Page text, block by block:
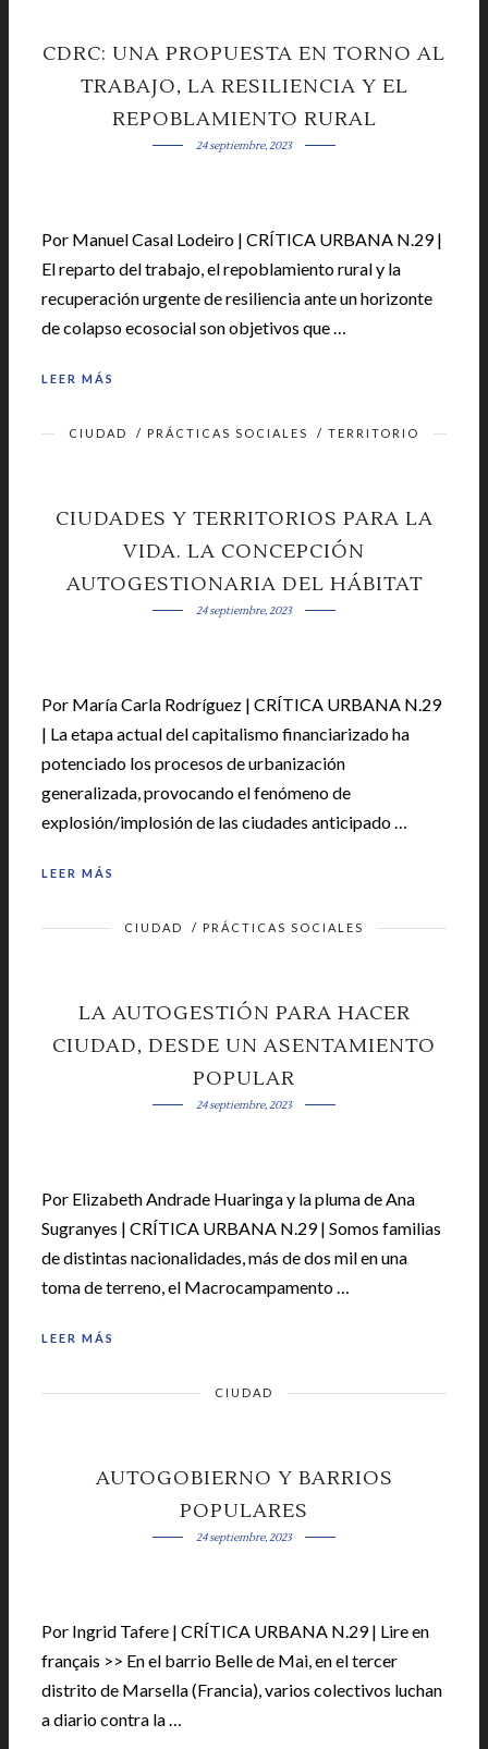
CDRC: UNA PROPUESTA EN TORNO AL
TRABAJO, LA RESILIENCIA Y EL
REPOBLAMIENTO RURAL
24 septiembre, 2023
Por Manuel Casal Lodeiro | CRÍTICA URBANA N.29 |
El reparto del trabajo, el repoblamiento rural y la
recuperación urgente de resiliencia ante un horizonte
de colapso ecosocial son objetivos que …
LEER MÁS
CIUDAD / PRÁCTICAS SOCIALES / TERRITORIO
CIUDADES Y TERRITORIOS PARA LA
VIDA. LA CONCEPCIÓN
AUTOGESTIONARIA DEL HÁBITAT
24 septiembre, 2023
Por María Carla Rodríguez | CRÍTICA URBANA N.29
| La etapa actual del capitalismo financiarizado ha
potenciado los procesos de urbanización
generalizada, provocando el fenómeno de
explosión/implosión de las ciudades anticipado …
LEER MÁS
CIUDAD / PRÁCTICAS SOCIALES
LA AUTOGESTIÓN PARA HACER
CIUDAD, DESDE UN ASENTAMIENTO
POPULAR
24 septiembre, 2023
Por Elizabeth Andrade Huaringa y la pluma de Ana
Sugranyes | CRÍTICA URBANA N.29 | Somos familias
de distintas nacionalidades, más de dos mil en una
toma de terreno, el Macrocampamento …
LEER MÁS
CIUDAD
AUTOGOBIERNO Y BARRIOS
POPULARES
24 septiembre, 2023
Por Ingrid Tafere | CRÍTICA URBANA N.29 | Lire en
français >> En el barrio Belle de Mai, en el tercer
distrito de Marsella (Francia), varios colectivos luchan
a diario contra la …